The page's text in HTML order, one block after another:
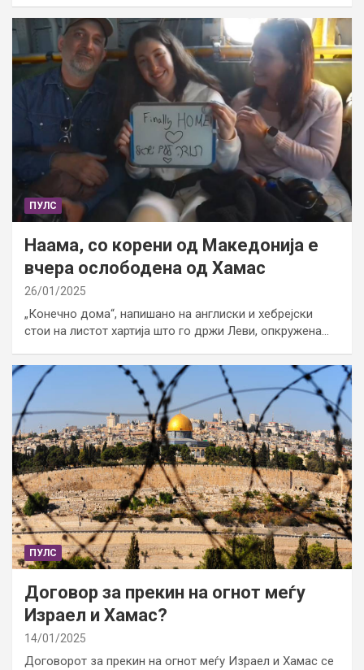
ПУЛС
Наама, со корени од Македонија е
вчера ослободена од Хамас
26/01/2025
„Конечно дома“, напишано на англиски и хебрејски
стои на листот хартија што го држи Леви, опкружена…
ПУЛС
Договор за прекин на огнот меѓу
Израел и Хамас?
14/01/2025
Договорот за прекин на огнот меѓу Израел и Хамас се